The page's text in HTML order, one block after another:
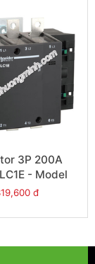
3P 200A
- Model
đ